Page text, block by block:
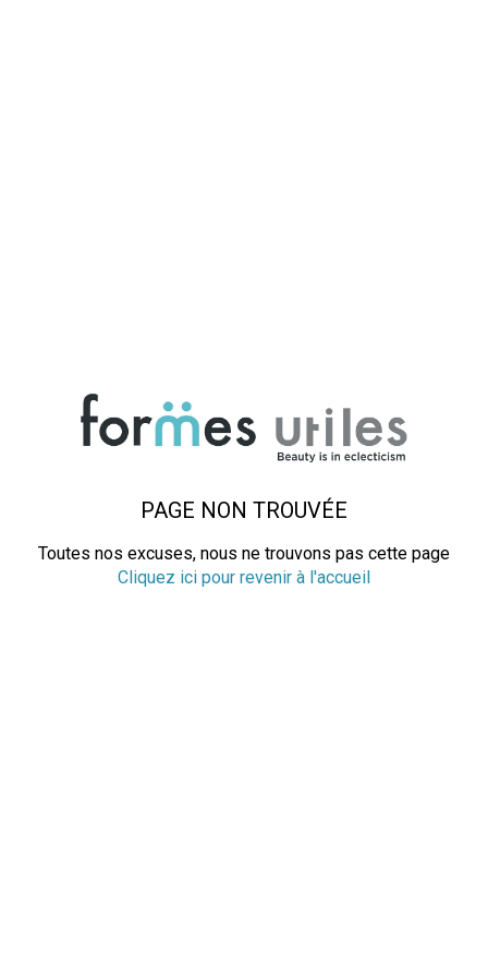
PAGE NON TROUVÉE
Toutes nos excuses, nous ne trouvons pas cette page
Cliquez ici pour revenir à l'accueil